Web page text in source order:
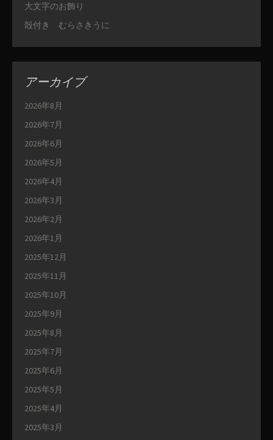
大文字のお飾り
殻付き むらさきうに
アーカイブ
2026年8月
2026年7月
2026年6月
2026年5月
2026年4月
2026年3月
2026年2月
2026年1月
2025年12月
2025年11月
2025年10月
2025年9月
2025年8月
2025年7月
2025年6月
2025年5月
2025年4月
2025年3月